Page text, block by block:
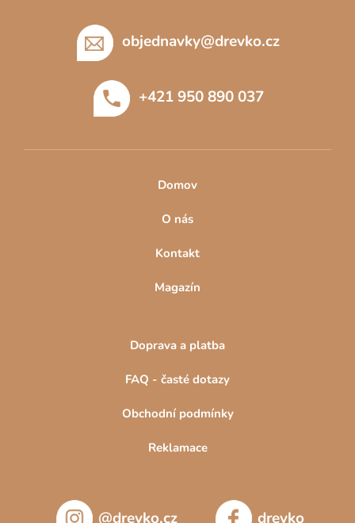
objednavky@drevko.cz
+421 950 890 037
Domov
O nás
Kontakt
Magazín
Doprava a platba
FAQ - časté dotazy
Obchodní podmínky
Reklamace
@drevko.cz drevko